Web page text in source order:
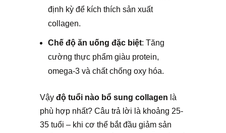
định kỳ để kích thích sản xuất
collagen.
Chế độ ăn uống đặc biệt: Tăng
cường thực phẩm giàu protein,
omega-3 và chất chống oxy hóa.
Vậy độ tuổi nào bổ sung collagen là
phù hợp nhất? Câu trả lời là khoảng 25-
35 tuổi – khi cơ thể bắt đầu giảm sản